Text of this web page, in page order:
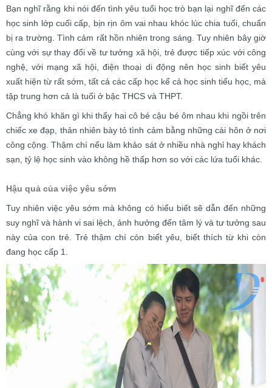
Bạn nghĩ rằng khi nói đến tình yêu tuổi học trò bạn lại nghĩ đến các
học sinh lớp cuối cấp, bịn rịn ôm vai nhau khóc lúc chia tuổi, chuẩn
bị ra trường. Tình cảm rất hồn nhiên trong sáng. Tuy nhiên bây giờ
cùng với sự thay đổi về tư tưởng xã hội, trẻ được tiếp xúc với công
nghệ, với mạng xã hội, điện thoại di động nên học sinh biết yêu
xuất hiện từ rất sớm, tất cả các cấp học kể cả học sinh tiểu học, mà
tập trung hơn cả là tuổi ở bậc THCS và THPT.
Chẳng khó khăn gì khi thấy hai cô bé cậu bé ôm nhau khi ngồi trên
chiếc xe đạp, thản nhiên bày tỏ tình cảm bằng những cái hôn ở nơi
công cộng. Thậm chí nếu làm khảo sát ở nhiều nhà nghỉ hay khách
sạn, tỷ lệ học sinh vào không hề thấp hơn so với các lứa tuổi khác.
Hậu quả của việc yêu sớm
Tuy nhiên việc yêu sớm mà không có hiểu biết sẽ dẫn đến những
suy nghĩ và hành vi sai lệch, ảnh hưởng đến tâm lý và tư tưởng sau
này của con trẻ. Trẻ thậm chí còn biết yêu, biết thích từ khi còn
đang học cấp 1.